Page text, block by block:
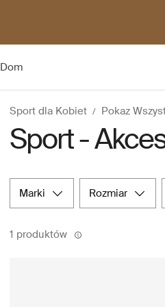
Dom
Sport dla Kobiet Pokaz
Sport -
marki rozmiar
1 produktów